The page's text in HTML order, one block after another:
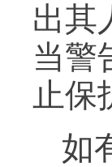
出其
当警
止保
如